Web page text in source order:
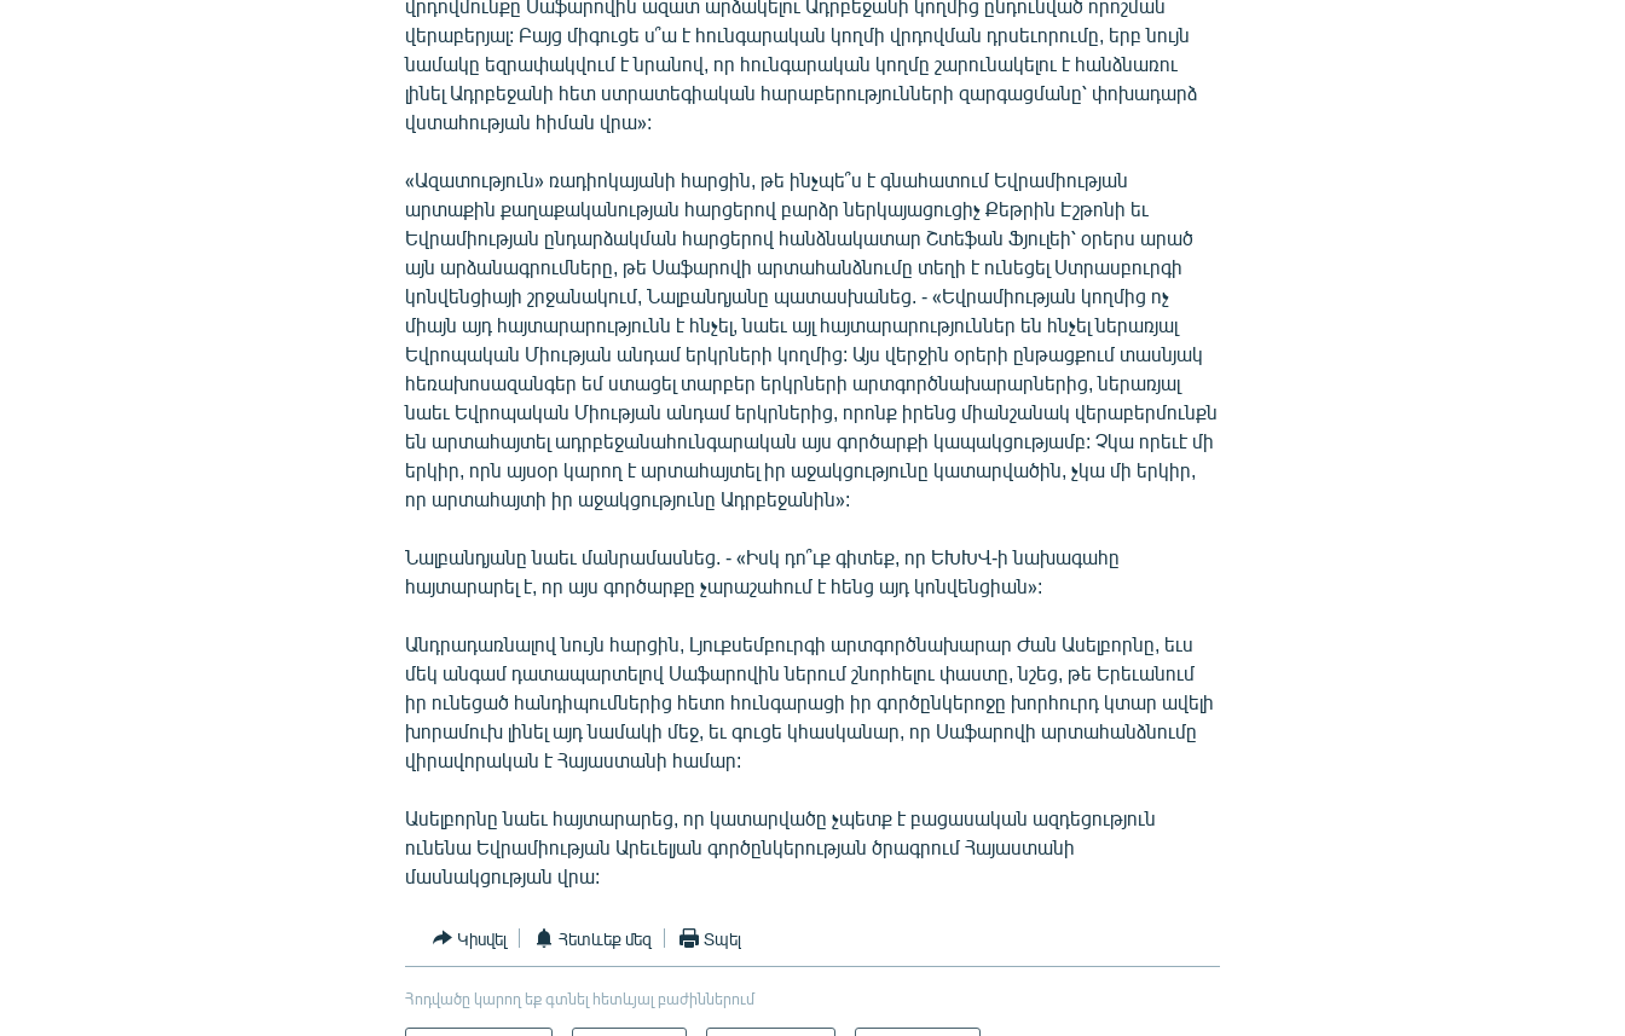
վրդովմունքը Սաֆարովին ազատ արձակելու Ադրբեջանի կողմից ընդունված որոշման
վերաբերյալ: Բայց միգուցե ս՞ա է հունգարական կողմի վրդովման դրսեւորումը, երբ նույն
նամակը եզրափակվում է նրանով, որ հունգարական կողմը շարունակելու է հանձնառու
լինել Ադրբեջանի հետ ստրատեգիական հարաբերությունների զարգացմանը՝ փոխադարձ
վստահության հիման վրա»:
«Ազատություն» ռադիոկայանի հարցին, թե ինչպե՞ս է գնահատում Եվրամիության
արտաքին քաղաքականության հարցերով բարձր ներկայացուցիչ Քեթրին Էշթոնի եւ
Եվրամիության ընդարձակման հարցերով հանձնակատար Շտեֆան Ֆյուլեի՝ օրերս արած
այն արձանագրումները, թե Սաֆարովի արտահանձնումը տեղի է ունեցել Ստրասբուրգի
կոնվենցիայի շրջանակում, Նալբանդյանը պատասխանեց. - «Եվրամիության կողմից ոչ
միայն այդ հայտարարությունն է հնչել, նաեւ այլ հայտարարություններ են հնչել ներառյալ
Եվրոպական Միության անդամ երկրների կողմից: Այս վերջին օրերի ընթացքում տասնյակ
հեռախոսազանգեր եմ ստացել տարբեր երկրների արտգործնախարարներից, ներառյալ
նաեւ Եվրոպական Միության անդամ երկրներից, որոնք իրենց միանշանակ վերաբերմունքն
են արտահայտել ադրբեջանահունգարական այս գործարքի կապակցությամբ: Չկա որեւէ մի
երկիր, որն այսօր կարող է արտահայտել իր աջակցությունը կատարվածին, չկա մի երկիր,
որ արտահայտի իր աջակցությունը Ադրբեջանին»:
Նալբանդյանը նաեւ մանրամասնեց. - «Իսկ դո՞ւք գիտեք, որ ԵԽԽՎ-ի նախագահը
հայտարարել է, որ այս գործարքը չարաշահում է հենց այդ կոնվենցիան»:
Անդրադառնալով նույն հարցին, Լյուքսեմբուրգի արտգործնախարար Ժան Ասելբորնը, եւս
մեկ անգամ դատապարտելով Սաֆարովին ներում շնորհելու փաստը, նշեց, թե Երեւանում
իր ունեցած հանդիպումներից հետո հունգարացի իր գործընկերոջը խորհուրդ կտար ավելի
խորամուխ լինել այդ նամակի մեջ, եւ գուցե կհասկանար, որ Սաֆարովի արտահանձնումը
վիրավորական է Հայաստանի համար:
Ասելբորնը նաեւ հայտարարեց, որ կատարվածը չպետք է բացասական ազդեցություն
ունենա Եվրամիության Արեւելյան գործընկերության ծրագրում Հայաստանի
մասնակցության վրա:
Կիսվել Հետևեք մեզ Տպել
Հոդվածը կարող եք գտնել հետևյալ բաժիններում